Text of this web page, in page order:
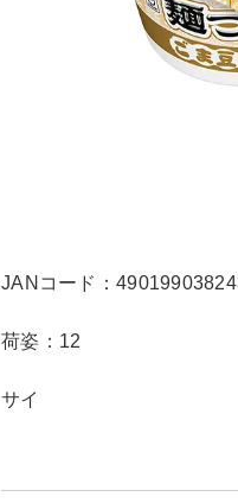
JANコード：
荷姿：12
サイ